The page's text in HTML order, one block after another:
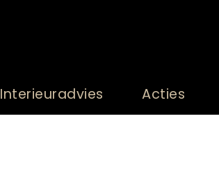
Interieuradvies Acties